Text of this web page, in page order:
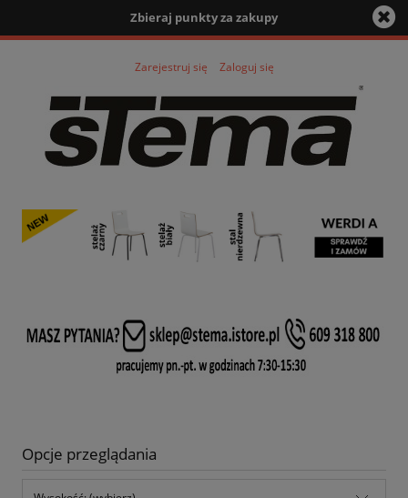
Zbieraj punkty za zakupy
Zarejestruj się Zaloguj się
Opcje przeglądania